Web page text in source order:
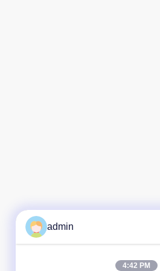
admin
4:42 PM